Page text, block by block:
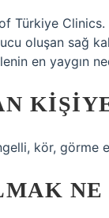
Türkiye Clinics.
oluşan sağ
en yaygın
kör, görme
NE